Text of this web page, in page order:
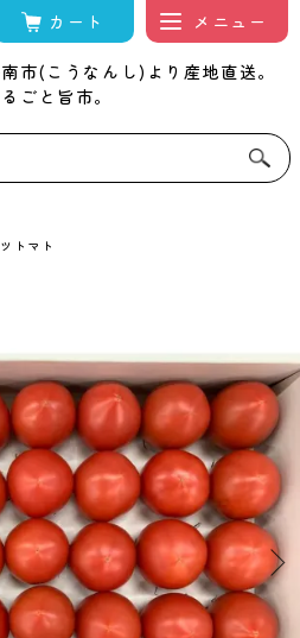
カート
市(こうなんし)より産地直送。
ごと旨市。
トマト